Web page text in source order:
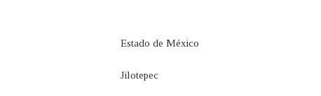
Estado de México
Jilotepec